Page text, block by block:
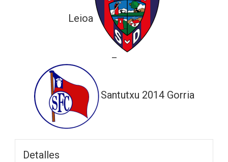
Leioa
—
Santutxu 2014 Gorria
Detalles